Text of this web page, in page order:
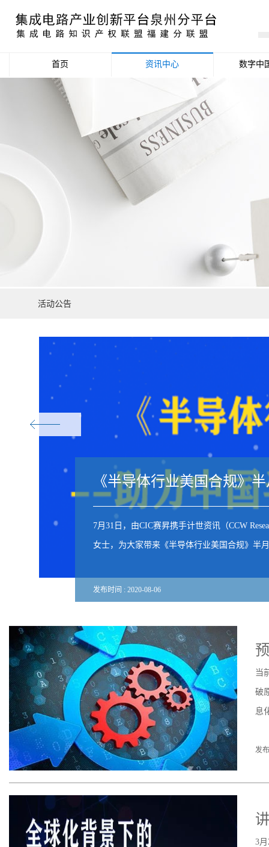
首页 资讯中心
政策信息
活动公告
数据统计分析
数字中
活动公告
《半导体行业美国合规》
7月31日，由CIC赛昇携手计世资讯（CCW
女士，为大家带来《半导体行业美国合规》半
发布时间 : 2020-08-06
当
破
息
发
3